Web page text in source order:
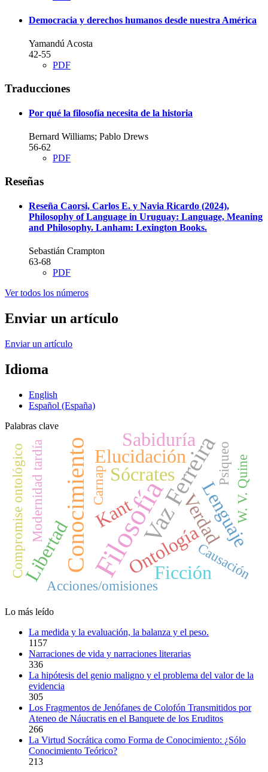
Democracia y derechos humanos desde nuestra América
Yamandú Acosta
42-55
PDF
Traducciones
Por qué la filosofía necesita de la historia
Bernard Williams; Pablo Drews
56-62
PDF
Reseñas
Reseña Caorsi, Carlos E. y Navia Ricardo (2024),
Philosophy of Language in Uruguay: Language, Meaning
and Philosophy. Lanham: Lexington Books.
Sebastián Crampton
63-68
PDF
Ver todos los números
Enviar un artículo
Enviar un artículo
Idioma
English
Español (España)
Palabras clave
Filosofía
Conocimiento Vaz Ferreira
Ontología
Kant
Sócrates
Verdad
Elucidación
Ficción
Lenguaje
Sabiduría
Libertad
Compromise ontológico W. V. Quine
Causación
Acciones/omisiones
Carnap Psiqueo
Modernidad tardía
Lo más leído
La medida y la evaluación, la balanza y el peso.
1157
Narraciones de vida y narraciones literarias
336
La hipótesis del genio maligno y el problema del valor de la
evidencia
305
Los Fragmentos de Jenófanes de Colofón Transmitidos por
Ateneo de Náucratis en el Banquete de los Eruditos
266
La Virtud Socrática como Forma de Conocimiento: ¿Sólo
Conocimiento Teórico?
213